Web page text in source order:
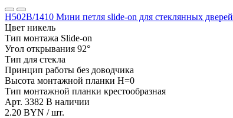
Н502В/1410 Мини петля slide-on для стеклянных дверей
Цвет никель
Тип монтажа Slide-on
Угол открывания 92°
Тип для стекла
Принцип работы без доводчика
Высота монтажной планки H=0
Тип монтажной планки крестообразная
Арт. 3382 В наличии
2.20 BYN / шт.